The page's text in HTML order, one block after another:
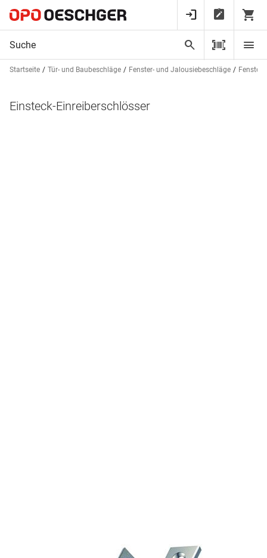
Startseite Tür- und Baubeschläge Fenster- und Jalousiebeschläge
Einsteck-Einreiberschlösser